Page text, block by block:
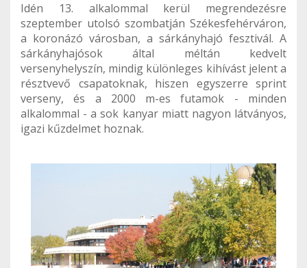
Idén 13. alkalommal kerül megrendezésre
szeptember utolsó szombatján Székesfehérváron,
a koronázó városban, a sárkányhajó fesztivál. A
sárkányhajósok által méltán kedvelt
versenyhelyszín, mindig különleges kihívást jelent a
résztvevő csapatoknak, hiszen egyszerre sprint
verseny, és a 2000 m-es futamok - minden
alkalommal - a sok kanyar miatt nagyon látványos,
igazi kűzdelmet hoznak.